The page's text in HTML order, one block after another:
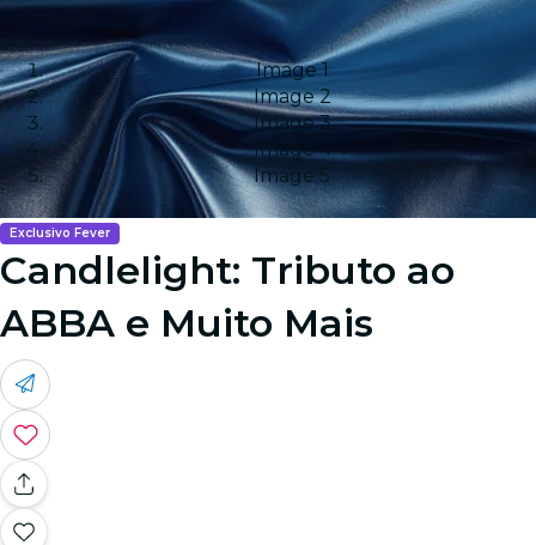
Image 1
Image 2
Image 3
Image 4
Image 5
Exclusivo Fever
Candlelight: Tributo ao
ABBA e Muito Mais